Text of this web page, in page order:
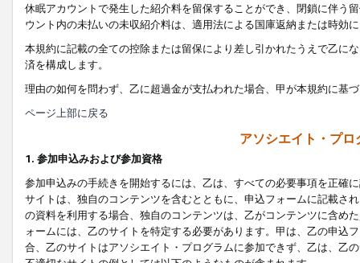
休眠アカウントで発生した紹介料を留保することができ、閉鎖に伴う
ウント内の未払いの未収紹介料は、適用法による国庫返納または時効
本規約に記載の全ての控除または留保により差し引かれたうえで乙に
済を構成します。
理由の如何を問わず、乙に超過金が支払われた場合、甲が本規約に基
ページ上部に戻る
アソシエイト・プ
1. 参加申込みおよび参加資格
参加申込みの手続きを開始するには、乙は、すべての必要事項を正確
サイトは、独自のコンテンツを含むとともに、申込フォームに記載さ
の資料を利用する場合、独自のコンテンツは、乙がコンテンツに含め
ォームには、乙のサイトを特定する必要があります。甲は、乙の申込
合、乙のサイトはアソシエイト・プログラムに参加できず、乙は、乙